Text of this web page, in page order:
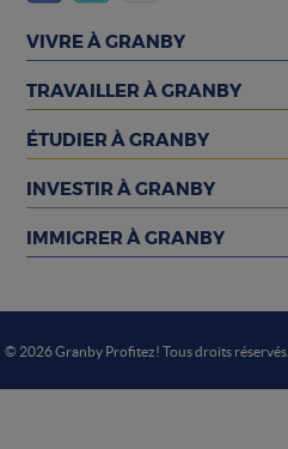
VIVRE À GRANBY
TRAVAILLER À GRANBY
ÉTUDIER À GRANBY
INVESTIR À GRANBY
IMMIGRER À GRANBY
© 2026 Granby Profitez! Tous droits réservés.